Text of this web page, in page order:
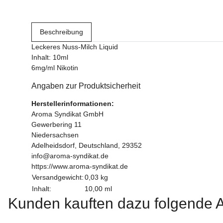
Beschreibung
Leckeres Nuss-Milch Liquid
Inhalt: 10ml
6mg/ml Nikotin
Angaben zur Produktsicherheit
Herstellerinformationen:
Aroma Syndikat GmbH
Gewerbering 11
Niedersachsen
Adelheidsdorf, Deutschland, 29352
info@aroma-syndikat.de
https://www.aroma-syndikat.de
Versandgewicht:0,03 kg
Inhalt:
10,00 ml
Kunden kauften dazu folgende